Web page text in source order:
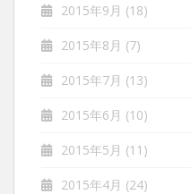
2015年9月 (18)
2015年8月 (7)
2015年7月 (13)
2015年6月 (10)
2015年5月 (11)
2015年4月 (24)